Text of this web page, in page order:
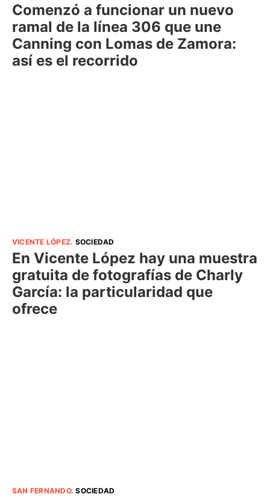
Comenzó a funcionar un nuevo
ramal de la línea 306 que une
Canning con Lomas de Zamora:
así es el recorrido
VICENTE LÓPEZ. SOCIEDAD
En Vicente López hay una muestra
gratuita de fotografías de Charly
García: la particularidad que
ofrece
SAN FERNANDO.SOCIEDAD